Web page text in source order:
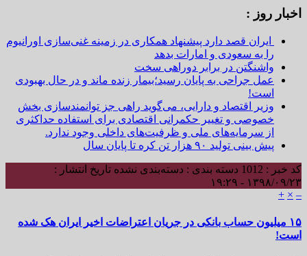
اخبار روز :
ایران قصد دارد پیشنهاد همکاری در زمینه غنی‌سازی اورانیوم
را به سعودی و امارات بدهد
واشنگتن در برابر دوراهی سخت
عمل جراحی به پایان رسید؛بیمار زنده ماند و در حال بهبودی
است!
وزیر اقتصاد و دارایی، می‌گوید راهی جز توانمندسازی بخش
خصوصی و تغییر حکمرانی اقتصادی برای استفاده حداکثری
از سرمایه‌های ملی و ظرفیت‌های داخلی وجود ندارد.
پیش بینی تولید ۹۰ هزار تن کره تا پایان سال
کد خبر : 1012 دسته بندی : دسته‌بندی نشده تاریخ انتشار :
۱۳۹۸/۰۹/۲۳ - ۱۹:۲۹
–
×
+
۱۵ میلیون حساب بانکی در جریان اعتراضات اخیر ایران هک شده
است!